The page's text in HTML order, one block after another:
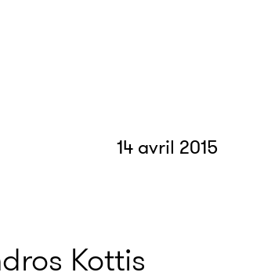
14 avril 2015
Kottis